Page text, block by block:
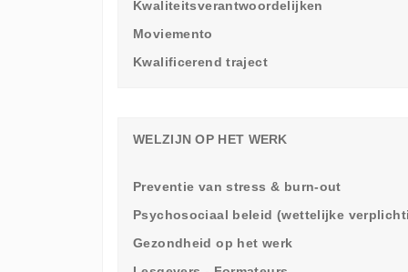
Kwaliteitsverantwoordelijken
Moviemento
Kwalificerend traject
WELZIJN OP HET WERK
Preventie van stress & burn-out
Psychosociaal beleid (wettelijke
Gezondheid op het werk